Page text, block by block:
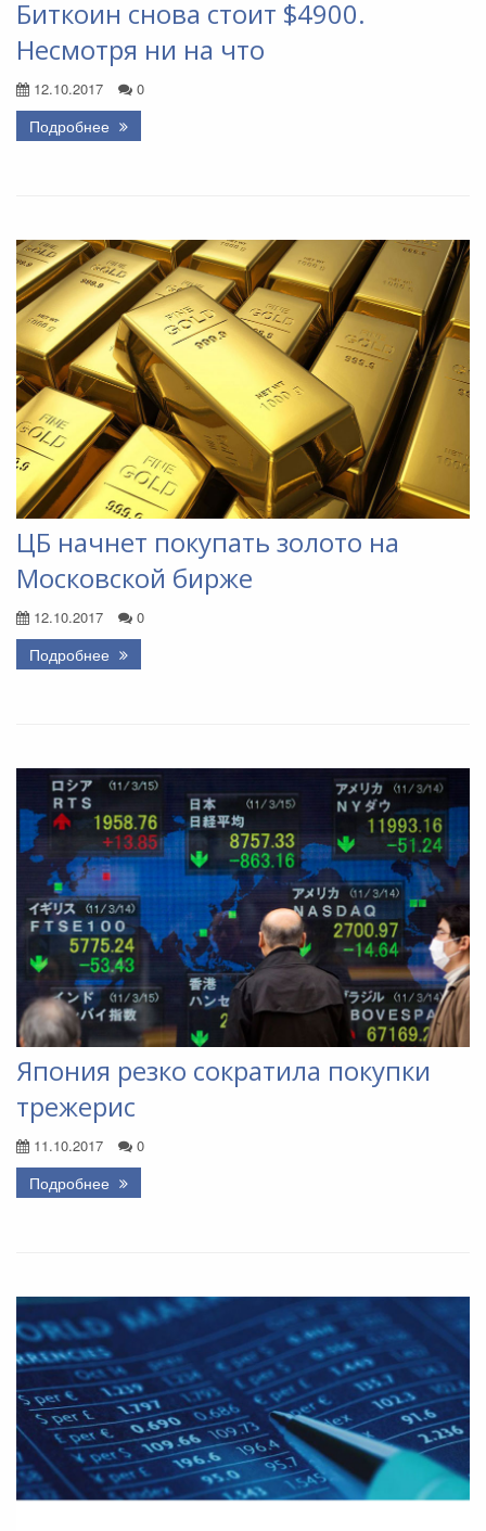
Биткоин снова стоит $4900.
Несмотря ни на что
12.10.2017 0
Подробнее
ЦБ начнет покупать золото на
Московской бирже
12.10.2017 0
Подробнее
Япония резко сократила покупки
трежерис
11.10.2017 0
Подробнее